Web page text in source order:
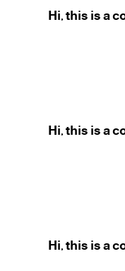
Hi, this is a
Hi, this is a
Hi, this is a